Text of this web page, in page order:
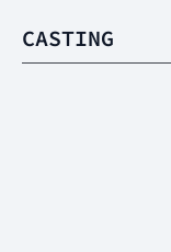
CASTING